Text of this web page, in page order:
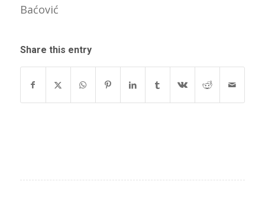
Baćović
Share this entry